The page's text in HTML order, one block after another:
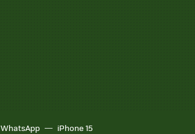
WhatsApp iPhone 15